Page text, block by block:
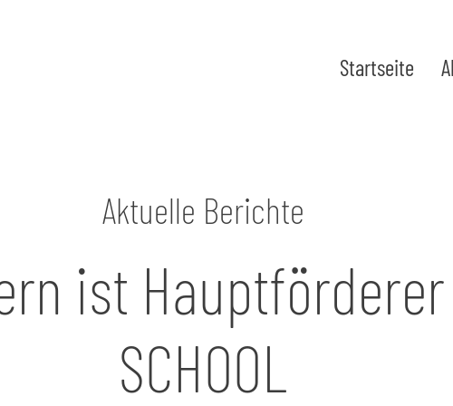
Startseite
Aktuelle Berichte
ist Hauptförderer
SCHOOL